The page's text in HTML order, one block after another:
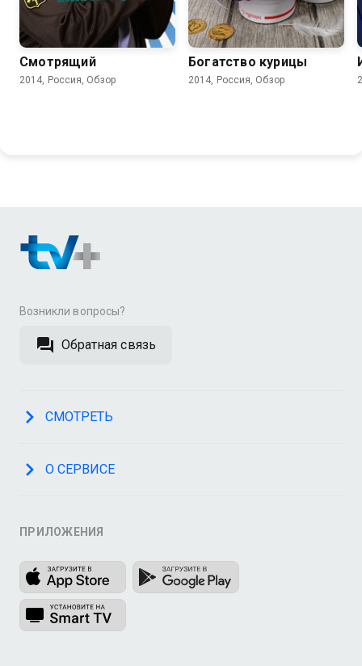
5.9
Смотрящий
2014, Россия, Обзор
Богатство курицы
2014, Россия, Обзор
Возникли вопросы?
Обратная связь
СМОТРЕТЬ
О СЕРВИСЕ
ПРИЛОЖЕНИЯ